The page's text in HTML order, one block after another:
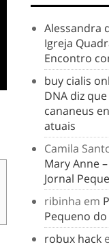
Alessandra
Igreja
Encontro
buy cialis
DNA diz
cananeus
atuais
Camila
Mary Anne
Jornal
ribinha em
Pequeno
robux hack